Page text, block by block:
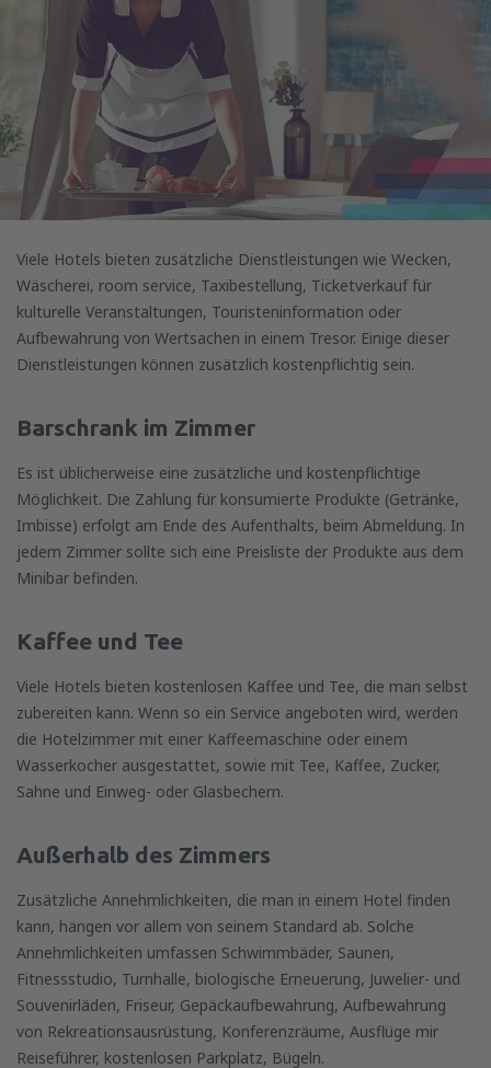
Viele Hotels bieten zusätzliche Dienstleistungen wie Wecken,
Wäscherei, room service, Taxibestellung, Ticketverkauf für
kulturelle Veranstaltungen, Touristeninformation oder
Aufbewahrung von Wertsachen in einem Tresor. Einige dieser
Dienstleistungen können zusätzlich kostenpflichtig sein.
Barschrank im Zimmer
Es ist üblicherweise eine zusätzliche und kostenpflichtige
Möglichkeit. Die Zahlung für konsumierte Produkte (Getränke,
Imbisse) erfolgt am Ende des Aufenthalts, beim Abmeldung. In
jedem Zimmer sollte sich eine Preisliste der Produkte aus dem
Minibar befinden.
Kaffee und Tee
Viele Hotels bieten kostenlosen Kaffee und Tee, die man selbst
zubereiten kann. Wenn so ein Service angeboten wird, werden
die Hotelzimmer mit einer Kaffeemaschine oder einem
Wasserkocher ausgestattet, sowie mit Tee, Kaffee, Zucker,
Sahne und Einweg- oder Glasbechern.
Außerhalb des Zimmers
Zusätzliche Annehmlichkeiten, die man in einem Hotel finden
kann, hängen vor allem von seinem Standard ab. Solche
Annehmlichkeiten umfassen Schwimmbäder, Saunen,
Fitnessstudio, Turnhalle, biologische Erneuerung, Juwelier- und
Souvenirläden, Friseur, Gepäckaufbewahrung, Aufbewahrung
von Rekreationsausrüstung, Konferenzräume, Ausflüge mir
Reiseführer, kostenlosen Parkplatz, Bügeln.